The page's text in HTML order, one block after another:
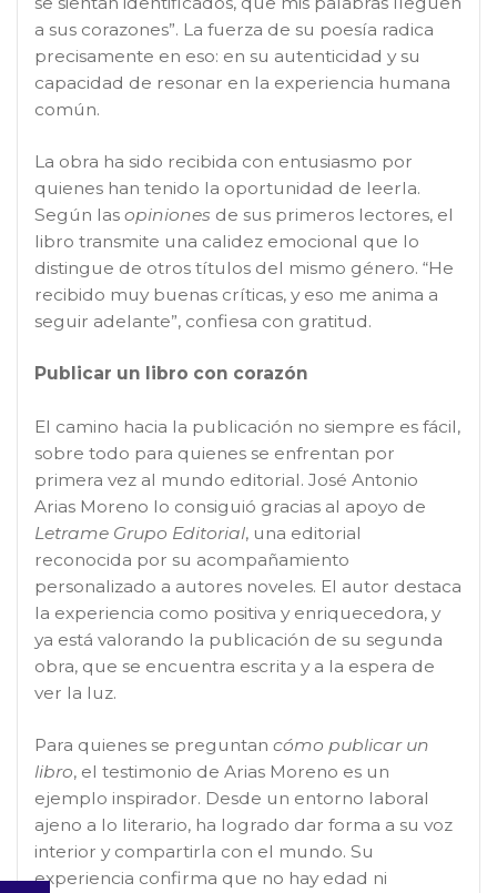
a sus corazones”. La fuerza de su poesía radica
precisamente en eso: en su autenticidad y su
capacidad de resonar en la experiencia humana
común.
La obra ha sido recibida con entusiasmo por
quienes han tenido la oportunidad de leerla.
Según las opiniones de sus primeros lectores, el
libro transmite una calidez emocional que lo
distingue de otros títulos del mismo género. “He
recibido muy buenas críticas, y eso me anima a
seguir adelante”, confiesa con gratitud.
Publicar un libro con corazón
El camino hacia la publicación no siempre es fácil,
sobre todo para quienes se enfrentan por
primera vez al mundo editorial. José Antonio
Arias Moreno lo consiguió gracias al apoyo de
Letrame Grupo Editorial, una editorial
reconocida por su acompañamiento
personalizado a autores noveles. El autor destaca
la experiencia como positiva y enriquecedora, y
ya está valorando la publicación de su segunda
obra, que se encuentra escrita y a la espera de
ver la luz.
Para quienes se preguntan cómo publicar un
libro, el testimonio de Arias Moreno es un
ejemplo inspirador. Desde un entorno laboral
ajeno a lo literario, ha logrado dar forma a su voz
interior y compartirla con el mundo. Su
experiencia confirma que no hay edad ni